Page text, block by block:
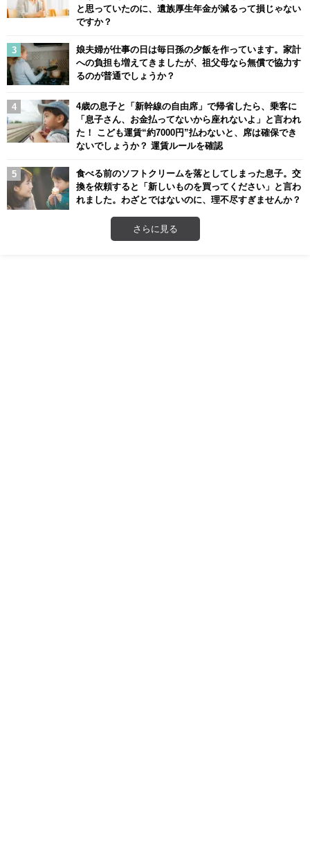
と思っていたのに、遺族厚生年金が減るって損じゃない
ですか？
娘夫婦が仕事の日は毎日孫の夕飯を作っています。家計
への負担も増えてきましたが、祖父母なら無償で協力す
るのが普通でしょうか？
4歳の息子と「新幹線の自由席」で帰省したら、乗客に
「息子さん、お金払ってないから座れないよ」と言われ
た！ こども運賃“約7000円”払わないと、席は確保でき
ないでしょうか？ 運賃ルールを確認
食べる前のソフトクリームを落としてしまった息子。交
換を依頼すると「新しいものを買ってください」と言わ
れました。わざとではないのに、理不尽すぎませんか？
さらに見る